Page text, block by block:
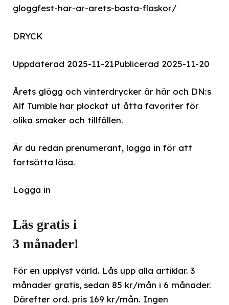
gloggfest-har-ar-arets-basta-flaskor/
DRYCK
Uppdaterad 2025-11-21Publicerad 2025-11-20
Årets glögg och vinterdrycker är här och DN:s
Alf Tumble har plockat ut åtta favoriter för
olika smaker och tillfällen.
Är du redan prenumerant, logga in för att
fortsätta läsa.
Logga in
Läs gratis i
3 månader!
För en upplyst värld. Lås upp alla artiklar. 3
månader gratis, sedan 85 kr/mån i 6 månader.
Därefter ord. pris 169 kr/mån. Ingen